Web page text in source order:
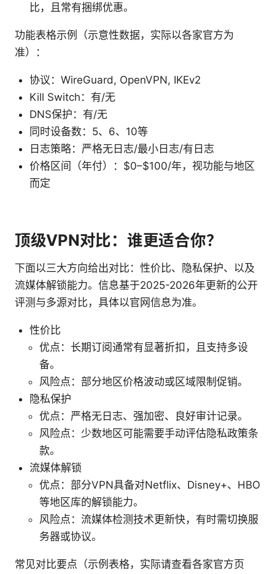
比，且常有捆绑优惠。
功能表格示例（示意性数据，实际以各家官方为
准）：
协议：WireGuard, OpenVPN, IKEv2
Kill Switch：有/无
DNS保护：有/无
同时设备数：5、6、10等
日志策略：严格无日志/最小日志/有日志
价格区间（年付）：$0–$100/年，视功能与地区
而定
顶级VPN对比：谁更适合你？
下面以三大方向给出对比：性价比、隐私保护、以及
流媒体解锁能力。信息基于2025-2026年更新的公开
评测与多源对比，具体以官网信息为准。
性价比
优点：长期订阅通常有显著折扣，且支持多设
备。
风险点：部分地区价格波动或区域限制促销。
隐私保护
优点：严格无日志、强加密、良好审计记录。
风险点：少数地区可能需要手动评估隐私政策条
款。
流媒体解锁
优点：部分VPN具备对Netflix、Disney+、HBO
等地区库的解锁能力。
风险点：流媒体检测技术更新快，有时需切换服
务器或协议。
常见对比要点（示例表格，实际请查看各家官方页